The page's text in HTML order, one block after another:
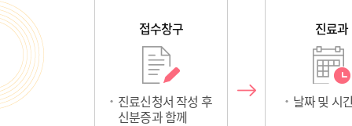
접수창구
진료신청서 작성 후
신분증과 함께
진료과
날짜 및 시